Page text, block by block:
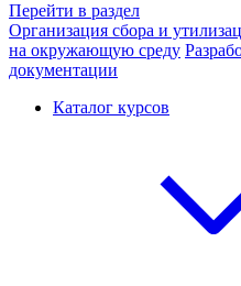
Перейти в раздел
Организация сбора и
на окружающую среду
документации
Каталог курсов